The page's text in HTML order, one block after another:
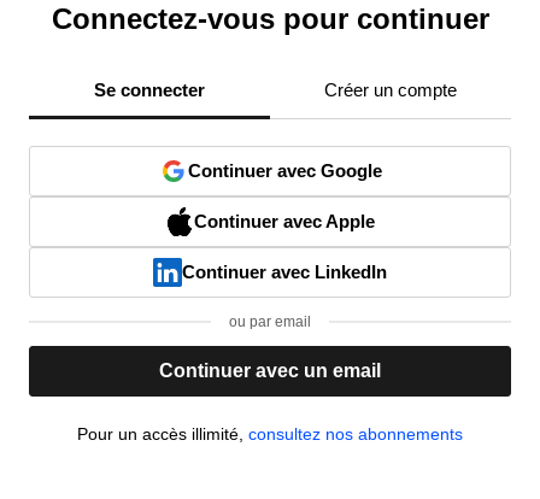
Connectez-vous pour continuer
Se connecter Créer un compte
Continuer avec Google
Continuer avec Apple
Continuer avec LinkedIn
ou par email
Continuer avec un email
Pour un accès illimité, consultez nos abonnements